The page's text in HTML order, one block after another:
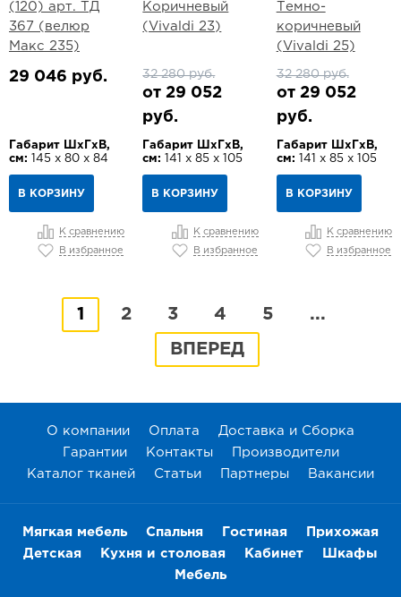
(120) арт. ТД
367 (велюр
Макс 235)
29 046 руб.
Габарит ШхГхВ,
см: 145 х 80 х 84
В КОРЗИНУ
К сравнению
В избранное
Коричневый
(Vivaldi 23)
32 280 руб.
от 29 052
руб.
Габарит ШхГхВ,
см:
141 х 85 х 105
В КОРЗИНУ
К сравнению
В избранное
Темно-
коричневый
(Vivaldi 25)
32 280 руб.
от 29 052
руб.
Габарит ШхГхВ,
см: 141 х 85 х 105
В КОРЗИНУ
К сравнению
В избранное
1 2 3 4 5 ...
ВПЕРЕД
О компании Оплата
Доставка и Сборка
Гарантии
Контакты
Производители
Каталог тканей
Статьи Партнеры Вакансии
Мягкая мебель Спальня Гостиная
Прихожая
Детская
Кухня и столовая Кабинет
Шкафы
Мебель